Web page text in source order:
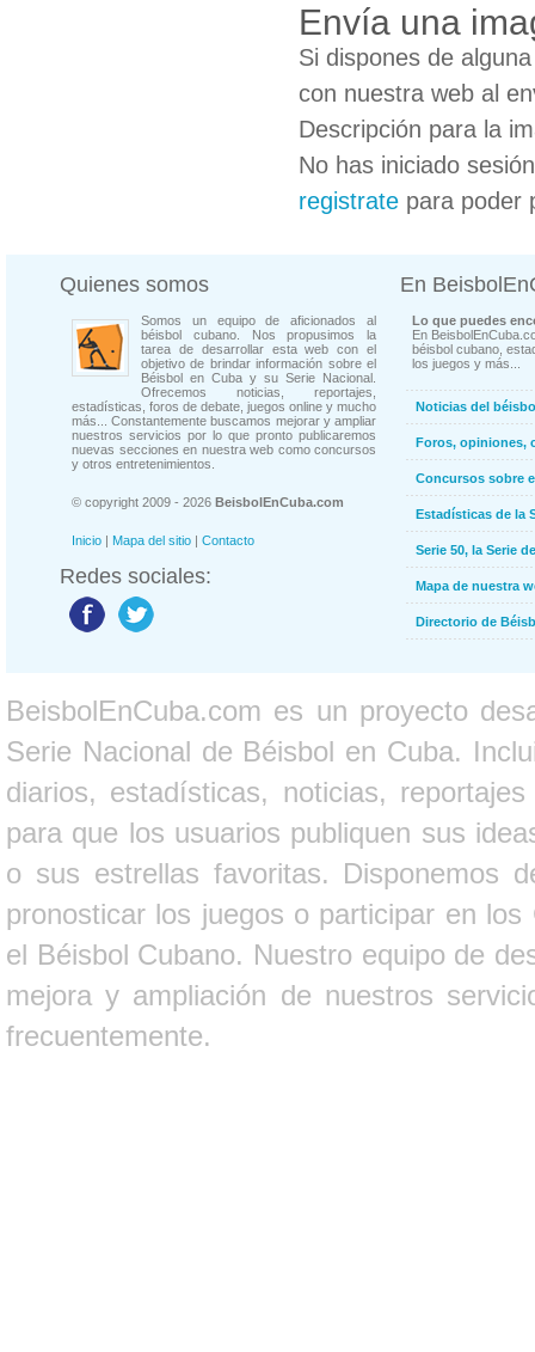
Envía una
Si dispones de
con nuestra web al
Descripción para la
No has iniciado
registrate para poder
Quienes somos
Somos un equipo de aficionados al
béisbol cubano. Nos propusimos la
tarea de desarrollar esta web con el
objetivo de brindar información sobre el
Béisbol en Cuba y su Serie Nacional.
Ofrecemos noticias, reportajes,
estadísticas, foros de debate, juegos online y mucho
más... Constantemente buscamos mejorar y ampliar
nuestros servicios por lo que pronto publicaremos
nuevas secciones en nuestra web como concursos
y otros entretenimientos.
© copyright 2009 - 2026 BeisbolEnCuba.com
Inicio | Mapa del sitio | Contacto
Redes sociales:
En
Lo que puedes
En
béisbol cubano,
los juegos y más...
Noticias del
Foros, opiniones,
Concursos sobre
Estadísticas de la
Serie 50, la Serie
Mapa de nuestra
Directorio de
BeisbolEnCuba.com es un proyecto
Serie Nacional de Béisbol en Cuba.
diarios, estadísticas, noticias,
para que los usuarios publiquen sus
o sus estrellas favoritas. Disponemos
pronosticar los juegos o participar en
el Béisbol Cubano. Nuestro equipo de
mejora y ampliación de nuestros
frecuentemente.